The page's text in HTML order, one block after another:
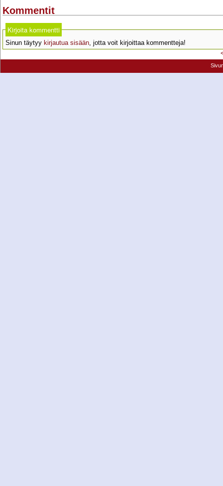
Kommentit
Kirjoita kommentti
Sinun täytyy kirjautua sisään , jotta voit kirjoittaa kommentteja!